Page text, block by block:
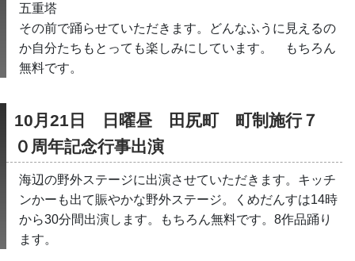
五重塔
その前で踊らせていただきます。どんなふうに見えるの
か自分たちもとっても楽しみにしています。　もちろん
無料です。
10月21日　日曜昼　田尻町　町制施行７
０周年記念行事出演
海辺の野外ステージに出演させていただきます。キッチ
ンかーも出て賑やかな野外ステージ。くめだんすは14時
から30分間出演します。もちろん無料です。8作品踊り
ます。